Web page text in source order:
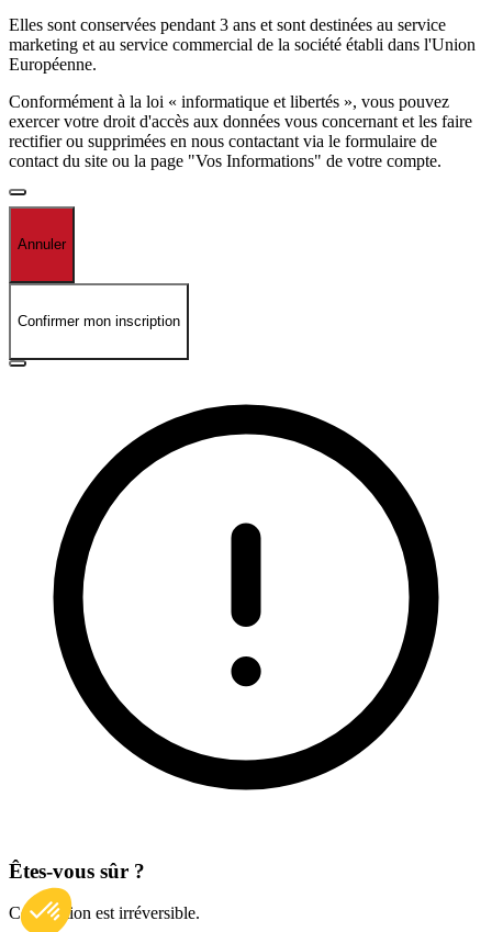
Elles sont conservées pendant 3 ans et sont destinées au service
marketing et au service commercial de la société établi dans l'Union
Européenne.
Conformément à la loi « informatique et libertés », vous pouvez
exercer votre droit d'accès aux données vous concernant et les faire
rectifier ou supprimées en nous contactant via le formulaire de
contact du site ou la page "Vos Informations" de votre compte.
Annuler
Confirmer mon inscription
Êtes-vous sûr ?
Cette action est irréversible.